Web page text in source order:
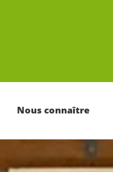
Nous connaître